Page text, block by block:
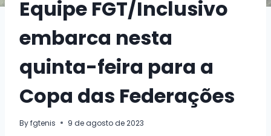
Equipe FGT/Inclusivo
embarca nesta
quinta-feira para a
Copa das Federações
Byfgtenis 9 de agosto de 2023